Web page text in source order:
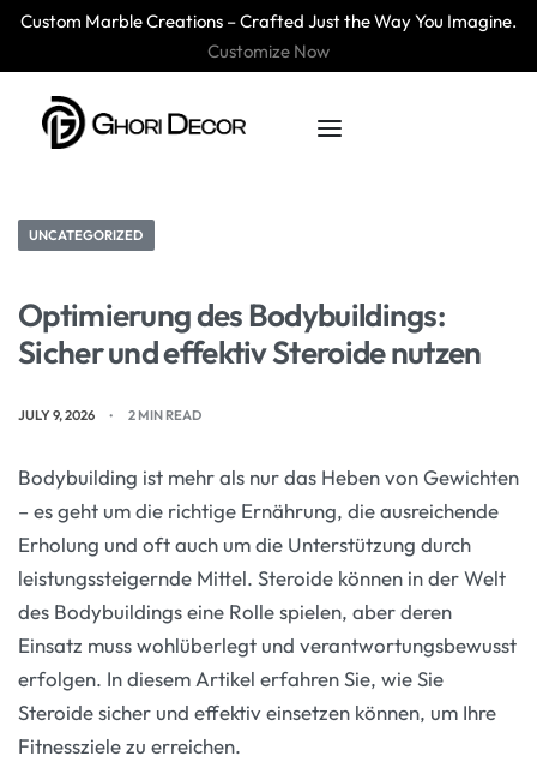
Custom Marble Creations – Crafted Just the Way You Imagine.
Customize Now
UNCATEGORIZED
Optimierung des Bodybuildings:
Sicher und effektiv Steroide nutzen
JULY 9, 2026 2 MIN READ
Bodybuilding ist mehr als nur das Heben von Gewichten
– es geht um die richtige Ernährung, die ausreichende
Erholung und oft auch um die Unterstützung durch
leistungssteigernde Mittel. Steroide können in der Welt
des Bodybuildings eine Rolle spielen, aber deren
Einsatz muss wohlüberlegt und verantwortungsbewusst
erfolgen. In diesem Artikel erfahren Sie, wie Sie
Steroide sicher und effektiv einsetzen können, um Ihre
Fitnessziele zu erreichen.